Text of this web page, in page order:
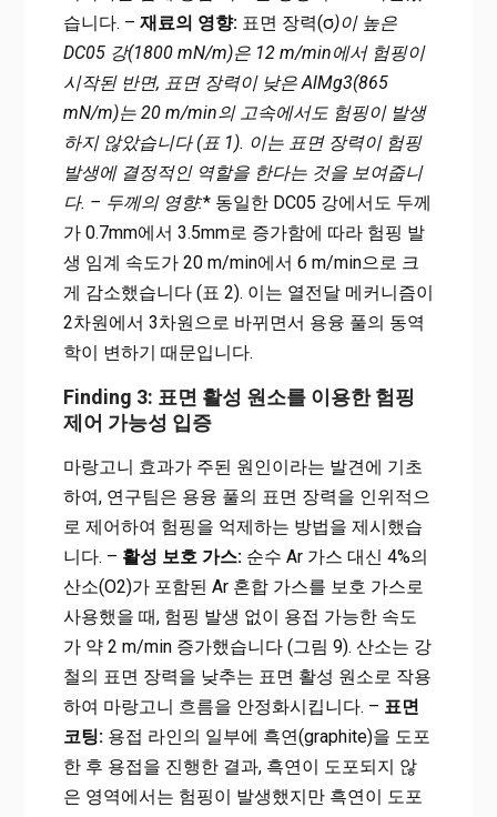
습니다. – 재료의 영향:표면 장력(σ)이 높은
DC05 강(1800 mN/m)은 12 m/min에서 험핑이
시작된 반면, 표면 장력이 낮은 AlMg3(865
mN/m)는 20 m/min의 고속에서도 험핑이 발생
하지 않았습니다 (표 1). 이는 표면 장력이 험핑
발생에 결정적인 역할을 한다는 것을 보여줍니
다. – 두께의 영향:* 동일한 DC05 강에서도 두께
가 0.7mm에서 3.5mm로 증가함에 따라 험핑 발
생 임계 속도가 20 m/min에서 6 m/min으로 크
게 감소했습니다 (표 2). 이는 열전달 메커니즘이
2차원에서 3차원으로 바뀌면서 용융 풀의 동역
학이 변하기 때문입니다.
Finding 3: 표면 활성 원소를 이용한 험핑
제어 가능성 입증
마랑고니 효과가 주된 원인이라는 발견에 기초
하여, 연구팀은 용융 풀의 표면 장력을 인위적으
로 제어하여 험핑을 억제하는 방법을 제시했습
니다. – 활성 보호 가스:순수 Ar 가스 대신 4%의
산소(O2)가 포함된 Ar 혼합 가스를 보호 가스로
사용했을 때, 험핑 발생 없이 용접 가능한 속도
가 약 2 m/min 증가했습니다 (그림 9). 산소는 강
철의 표면 장력을 낮추는 표면 활성 원소로 작용
하여 마랑고니 흐름을 안정화시킵니다. – 표면
코팅:용접 라인의 일부에 흑연(graphite)을 도포
한 후 용접을 진행한 결과, 흑연이 도포되지 않
은 영역에서는 험핑이 발생했지만 흑연이 도포